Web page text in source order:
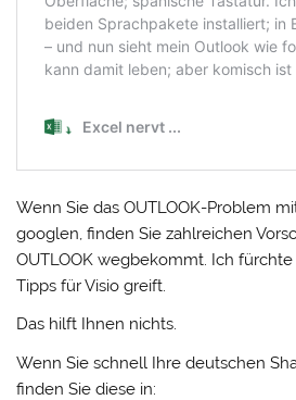
Wenn Sie das OUTLOOK-Problem
googlen, finden Sie zahlreichen
OUTLOOK wegbekommt. Ich
Tipps für Visio greift.
Das hilft Ihnen nichts.
Wenn Sie schnell Ihre deutschen
finden Sie diese in: